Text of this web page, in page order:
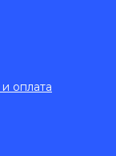
оплата